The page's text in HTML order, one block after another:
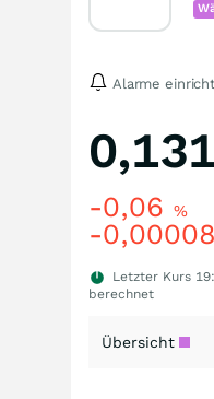
Alarme
-0,06 %
-0,00008
Letzter Kurs
berechnet
Übersicht